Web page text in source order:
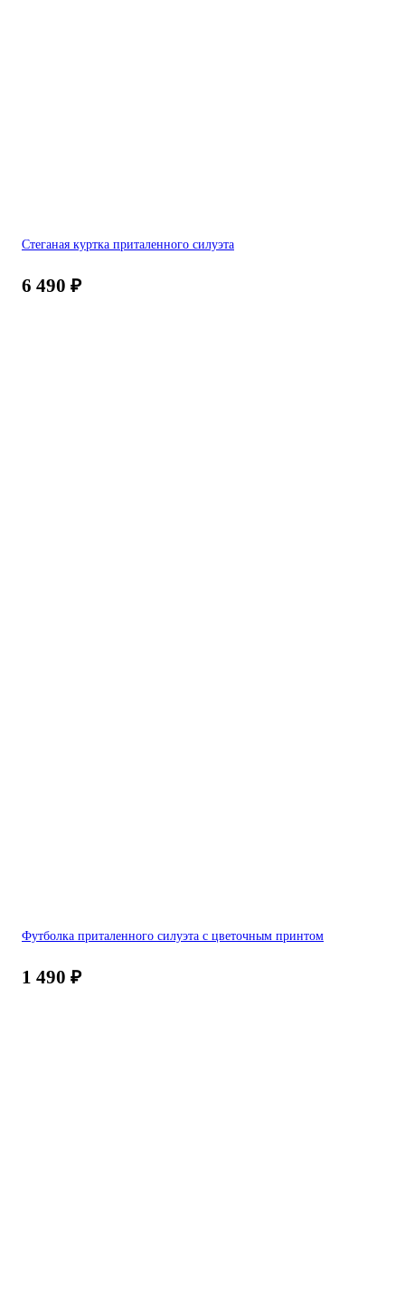
Стеганая куртка приталенного силуэта
6 490 ₽
Футболка приталенного силуэта с цветочным принтом
1 490 ₽